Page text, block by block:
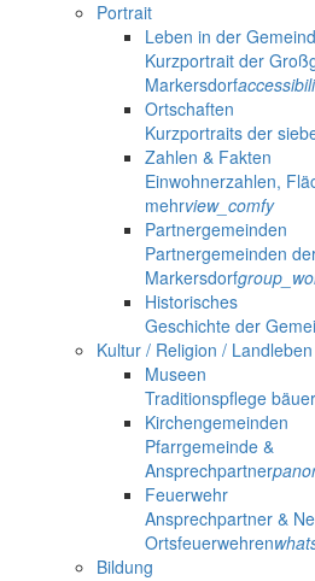
Portrait
Leben in der
Kurzportrait der
Markersdorf
Ortschaften
Kurzportraits der
Zahlen & Fakten
Einwohnerzahlen,
mehrview_comfy
Partnergemeinden
Partnergemeinden
Markersdorf
Historisches
Geschichte der
Kultur / Religion / Landleben
Museen
Traditionspflege
Kirchengemeinden
Pfarrgemeinde &
Ansprechpartner
Feuerwehr
Ansprechpartner &
Ortsfeuerwehren
Bildung